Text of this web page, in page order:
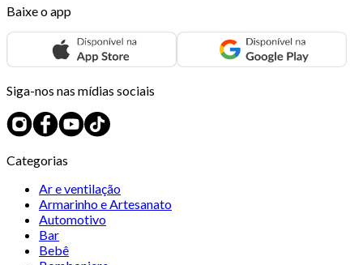
Baixe o app
Siga-nos nas mídias sociais
Categorias
Ar e ventilação
Armarinho e Artesanato
Automotivo
Bar
Bebê